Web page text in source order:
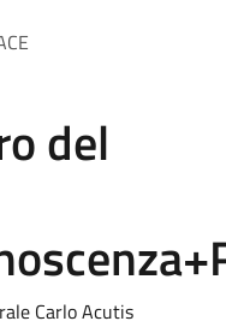
del
Carlo Acutis